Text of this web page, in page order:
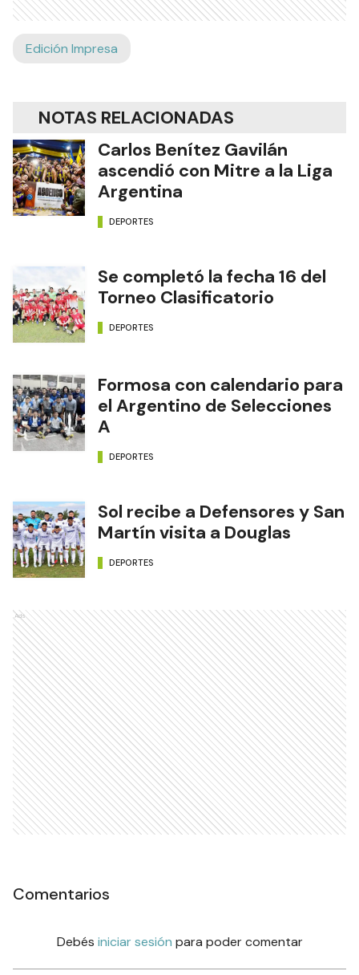
Edición Impresa
NOTAS RELACIONADAS
Carlos Benítez Gavilán
ascendió con Mitre a la Liga
Argentina
DEPORTES
Se completó la fecha 16 del
Torneo Clasificatorio
DEPORTES
Formosa con calendario para
el Argentino de Selecciones
A
DEPORTES
Sol recibe a Defensores y San
Martín visita a Douglas
DEPORTES
Ads
Comentarios
Debés iniciar sesión para poder comentar